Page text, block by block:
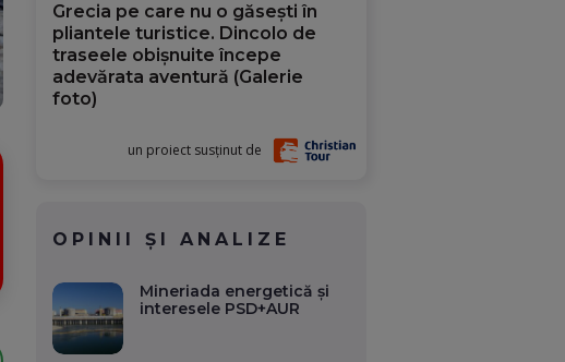
Grecia pe care nu o găsești în
pliantele turistice. Dincolo de
traseele obișnuite începe
adevărata aventură (Galerie
foto)
un proiect susținut de
OPINII ȘI ANALIZE
Mineriada energetică și
interesele PSD+AUR